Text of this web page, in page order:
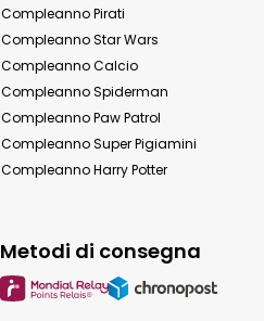
Compleanno Pirati
Compleanno Star Wars
Compleanno Calcio
Compleanno Spiderman
Compleanno Paw Patrol
Compleanno Super Pigiamini
Compleanno Harry Potter
Metodi di consegna